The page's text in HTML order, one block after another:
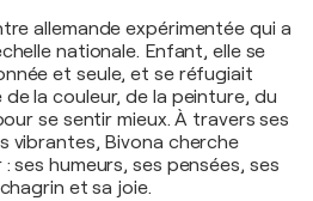
allemande expérimentée qui a
nationale. Enfant, elle se
et seule, et se réfugiait
la couleur, de la peinture, du
se sentir mieux. À travers ses
vibrantes, Bivona cherche
ses humeurs, ses pensées, ses
et sa joie.